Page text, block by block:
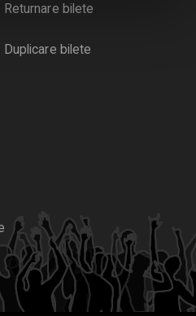
Returnare bilete
Duplicare bilete